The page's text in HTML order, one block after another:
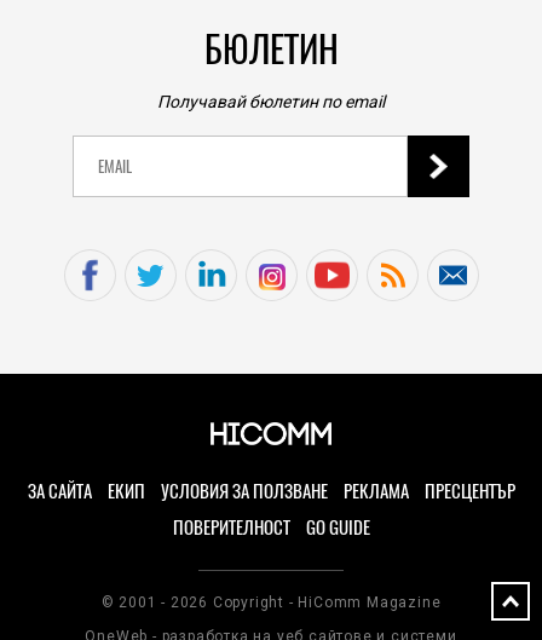
БЮЛЕТИН
Получавай бюлетин по email
ЗА САЙТА ЕКИП УСЛОВИЯ ЗА ПОЛЗВАНЕ РЕКЛАМА
ПРЕСЦЕНТЪР
ПОВЕРИТЕЛНОСТ
GO GUIDE
© 2001 - 2026 Copyright - HiComm Magazine